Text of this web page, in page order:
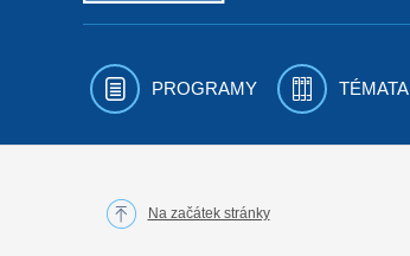
PROGRAMY TÉMATA
Na začátek stránky